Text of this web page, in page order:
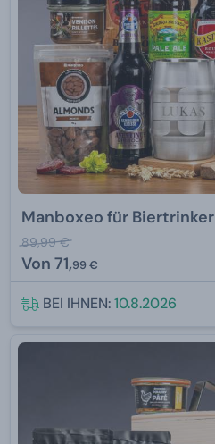
Manboxeo für Biertrinker
89,99 €
Von 71,99 €
BEI IHNEN:10.8.2026